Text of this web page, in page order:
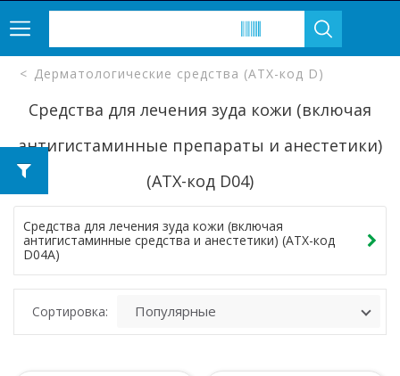
Дерматологические средства (ATX-код D)
Средства для лечения зуда кожи (включая
антигистаминные препараты и анестетики)
(ATX-код D04)
Средства для лечения зуда кожи (включая
антигистаминные средства и анестетики) (ATX-код
D04A)
Сортировка: